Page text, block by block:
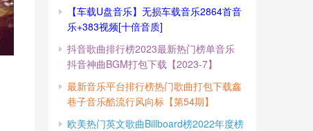
【车载U盘音乐】无损车载音乐2864首音
乐+383视频[十倍音质]
抖音歌曲排行榜2023最新热门榜单音乐
抖音神曲BGM打包下载【2023-7】
最新音乐平台排行榜热门歌曲打包下载鑫
巷子音乐酷流行风向标【第54期】
欧美热门英文歌曲Billboard榜2022年度榜